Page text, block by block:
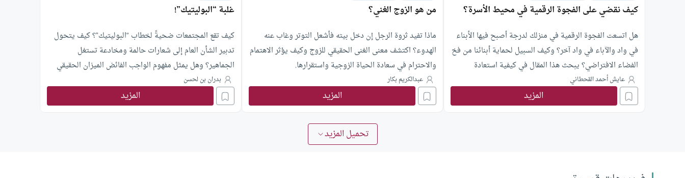
كيف نقضي على الفجوة الرقمية في محيط الأسرة؟
هل اتسعت الفجوة الرقمية في منزلك لدرجة أصبح فيها الأبناء
في واد والآباء في واد آخر؟ وكيف السبيل لحماية أبنائنا من فخ
الفضاء الافتراضي؟ يبحث هذا المقال في كيفية استعادة
الروابط الإنسانية داخل المنزل، مقدما استراتيجيات عملية تبدأ
بالأجهزة وتفعيل دور التعليم بالقدوة، وصولا إلى رصد علامات
الإدمان الرقمي وأضراره الصحية والنفسية.
عايش أحمد القحطاني
المزيد
من هو الزوج الغني؟
ماذا تفيد ثروة الرجل إن دخل بيته فأشعل التوتر وغاب عنه
الهدوء؟ اكتشف معنى الغنى الحقيقي للزوج وكيف يؤثر الاهتمام
والاحترام في سعادة الحياة الزوجية واستقرارها.
عبدالكريم بكار
المزيد
غلبة “البوليتيك”!
كيف تقع المجتمعات ضحيةً لخطاب “البوليتيك”؟ كيف يتحول
تدبير الشأن العام إلى شعارات حالمة ومخادعة تستغل
الجماهير؟ وهل يمثل مفهوم الواجب الفائض الميزان الحقيقي
للتقدم المادي والأخلاقي؟ ضمن سلسلة (عوائق النهضة)، يواصل
أ.د. بدران بن لحسن تفكيك مشكلات العودة لمسار الفعالية
الحضارية
بدران بن لحسن
المزيد
تحميل المزيد